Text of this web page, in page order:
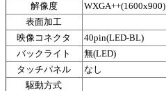
解像度
WXGA++(1600x900)
表面加工
映像コネクタ
40pin(LED-BL)
バックライト
無(LED)
タッチパネル
なし
駆動方式